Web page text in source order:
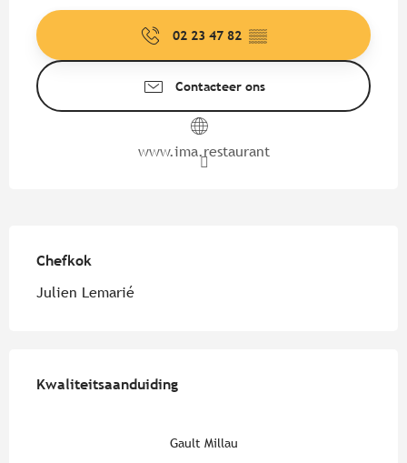
02 23 47 82 ▒▒
Contacteer ons
www.ima.restaurant
Chefkok
Chefkok
Julien Lemarié
Kwaliteitsaanduiding
Kwaliteitsaanduiding
Gault Millau